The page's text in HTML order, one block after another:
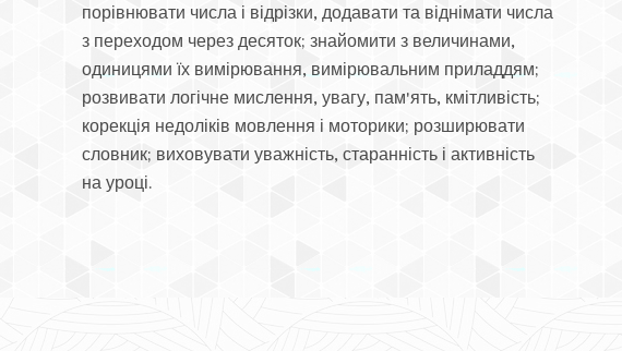
порівнювати числа і відрізки, додавати та віднімати числа
з переходом через десяток; знайомити з величинами,
одиницями їх вимірювання, вимірювальним приладдям;
розвивати логічне мислення, увагу, пам'ять, кмітливість;
корекція недоліків мовлення і моторики; розширювати
словник; виховувати уважність, старанність і активність
на уроці.